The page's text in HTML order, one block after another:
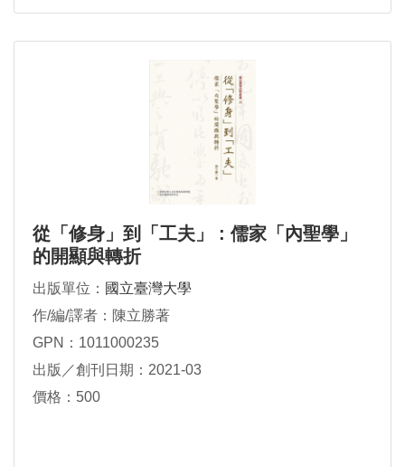
從「修身」到「工夫」 : 儒家「內聖學」
的開顯與轉折
出版單位： 國立臺灣大學
作/編/譯者：陳立勝著
GPN：1011000235
出版／創刊日期：2021-03
價格：500